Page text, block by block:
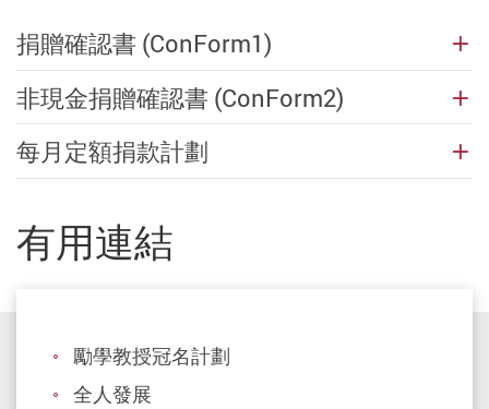
捐贈確認書 (ConForm1)
非現金捐贈確認書 (ConForm2)
每月定額捐款計劃
有用連結
勵學教授冠名計劃
全人發展